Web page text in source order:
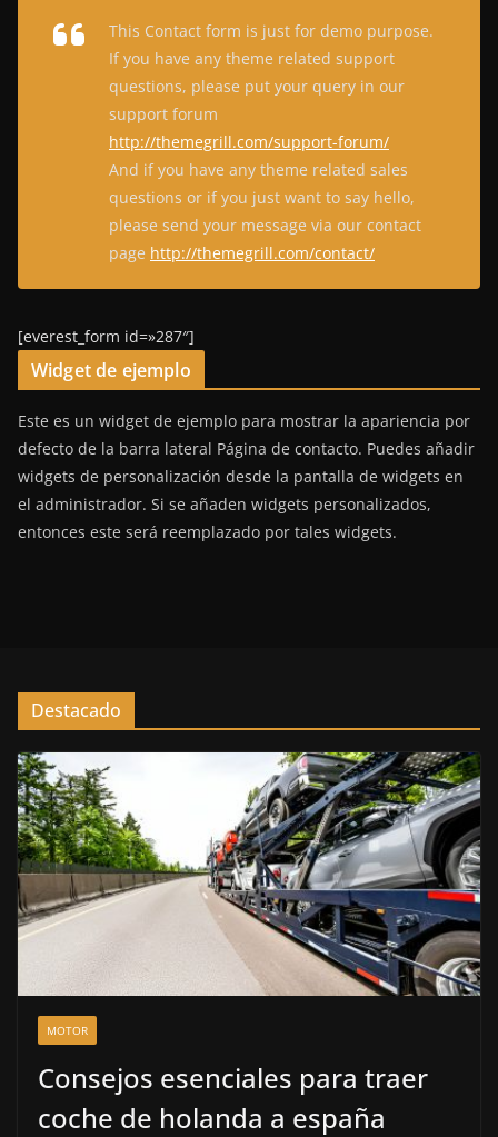
This Contact form is just for demo purpose.
If you have any theme related support
questions, please put your query in our
support forum
http://themegrill.com/support-forum/
And if you have any theme related sales
questions or if you just want to say hello,
please send your message via our contact
page http://themegrill.com/contact/
[everest_form id=»287″]
Widget de ejemplo
Este es un widget de ejemplo para mostrar la apariencia por
defecto de la barra lateral Página de contacto. Puedes añadir
widgets de personalización desde la pantalla de widgets en
el administrador. Si se añaden widgets personalizados,
entonces este será reemplazado por tales widgets.
Destacado
MOTOR
Consejos esenciales para traer
coche de holanda a españa